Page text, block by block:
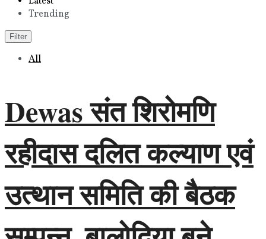
Trending
Filter
All
Dewas संत शिरोमणि
रहीदास दलित कल्याण एवं
उत्थान समिति की बैठक